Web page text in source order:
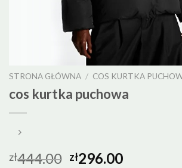
STRONA GŁÓWNA / COS KURTKA
cos kurtka puchowa
zł444.00 zł296.00